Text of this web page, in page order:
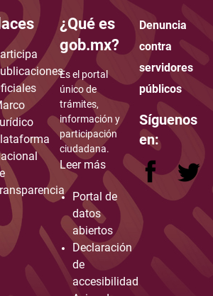
how to embed google map in website
¿Qué es
gob.mx?
Es el portal
único de
trámites,
información y
participación
ciudadana.
Leer más
Portal de
datos
abiertos
Declaración
de
accesibilidad
Denuncia
contra
servidores
públicos
Síguenos
en: